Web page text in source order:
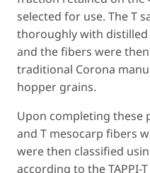
selected for use. The T
thoroughly with
and the fibers were
traditional Corona
hopper grains.
Upon completing these
and T mesocarp fibers
were then classified
according to the TAPPI-